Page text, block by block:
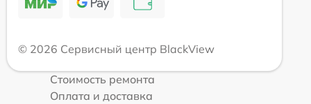
© 2026 Сервисный центр BlackView
Стоимость ремонта
Оплата и доставка